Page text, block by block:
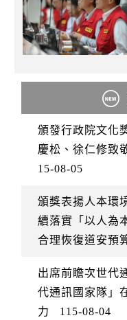
頒發行政院文化
慶松、徐仁修致
15-08-05
頒獎表揚人本環
續落實「以人為
合理恢復道安預
出席前瞻次世代
代通訊國家隊」
力
115-08-04